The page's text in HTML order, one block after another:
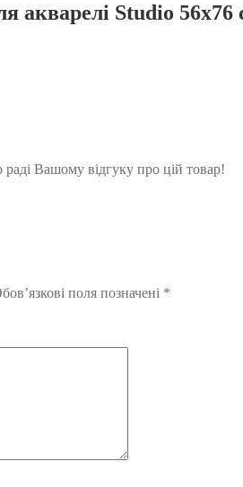
акварелі Studio
Вашому відгуку про цій товар!
поля позначені *